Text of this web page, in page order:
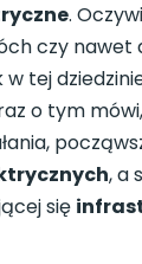
.
czy nawet
tej
o tym
, a
się